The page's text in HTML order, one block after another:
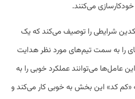
می‌کنند.
شرایطی را توصیف می‌کند که یک
را به سمت تیم‌های مورد نظر هدایت
عامل‌ها می‌توانند عملکرد خوبی را به
«کم کد» این بخش به خوبی کار می‌کند و